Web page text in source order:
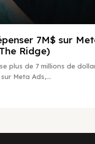
7M$ sur
Ridge)
plus de 7 millions de
Meta Ads,...